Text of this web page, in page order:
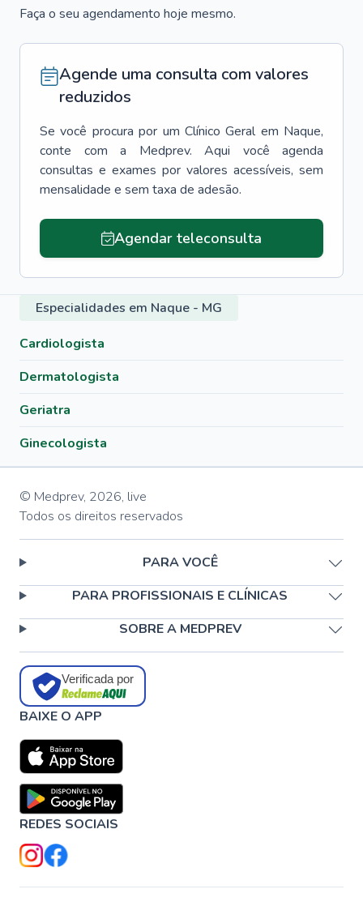
Faça o seu agendamento hoje mesmo.
Agende uma consulta com valores
reduzidos
Se você procura por um Clínico Geral em Naque,
conte com a Medprev. Aqui você agenda
consultas e exames por valores acessíveis, sem
mensalidade e sem taxa de adesão.
Agendar teleconsulta
Especialidades em Naque - MG
Cardiologista
Dermatologista
Geriatra
Ginecologista
© Medprev, 2026, live
Todos os direitos reservados
PARA VOCÊ
PARA PROFISSIONAIS E CLÍNICAS
SOBRE A MEDPREV
Verificada por
BAIXE O APP
REDES SOCIAIS